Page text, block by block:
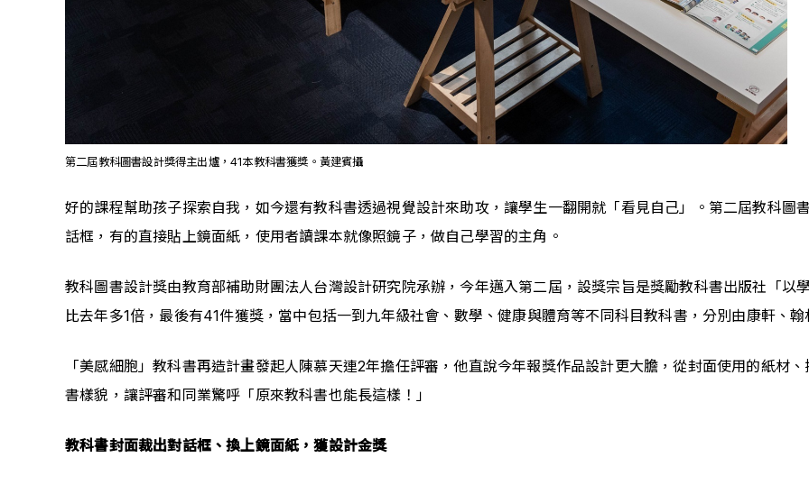
第二屆教科圖書設計獎得主出爐，41本教科書獲獎。黃建賓攝
好的課程幫助孩子探索自我，如今還有教科書透過視覺設計來助攻，讓學生一翻開就「看見自己」。第二屆教科圖
話框，有的直接貼上鏡面紙，使用者讀課本就像照鏡子，做自己學習的主角。
教科圖書設計獎由教育部補助財團法人台灣設計研究院承辦，今年邁入第二屆，設獎宗旨是獎勵教科書出版社「以
比去年多1倍，最後有41件獲獎，當中包括一到九年級社會、數學、健康與體育等不同科目教科書，分別由康軒、
「美感細胞」教科書再造計畫發起人陳慕天連2年擔任評審，他直說今年報獎作品設計更大膽，從封面使用的紙材
書樣貌，讓評審和同業驚呼「原來教科書也能長這樣！」
教科書封面裁出對話框、換上鏡面紙，獲設計金獎